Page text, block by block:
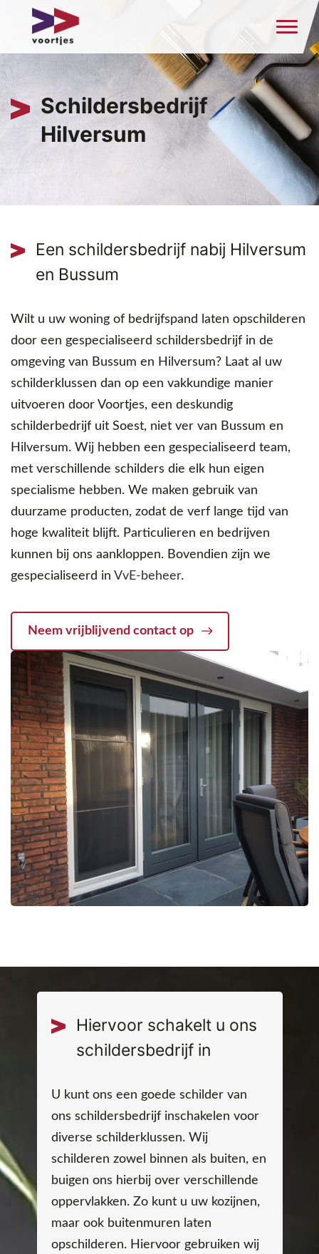
Schildersbedrijf
Hilversum
Een schildersbedrijf nabij Hilversum
en Bussum
Wilt u uw woning of bedrijfspand laten opschilderen
door een gespecialiseerd schildersbedrijf in de
omgeving van Bussum en Hilversum? Laat al uw
schilderklussen dan op een vakkundige manier
uitvoeren door Voortjes, een deskundig
schilderbedrijf uit Soest, niet ver van Bussum en
Hilversum. Wij hebben een gespecialiseerd team,
met verschillende schilders die elk hun eigen
specialisme hebben. We maken gebruik van
duurzame producten, zodat de verf lange tijd van
hoge kwaliteit blijft. Particulieren en bedrijven
kunnen bij ons aankloppen. Bovendien zijn we
gespecialiseerd in VvE-beheer.
Neem vrijblijvend contact op
Hiervoor schakelt u ons
schildersbedrijf in
U kunt ons een goede schilder van
ons schildersbedrijf inschakelen voor
diverse schilderklussen. Wij
schilderen zowel binnen als buiten, en
buigen ons hierbij over verschillende
oppervlakken. Zo kunt u uw kozijnen,
maar ook buitenmuren laten
opschilderen. Hiervoor gebruiken wij